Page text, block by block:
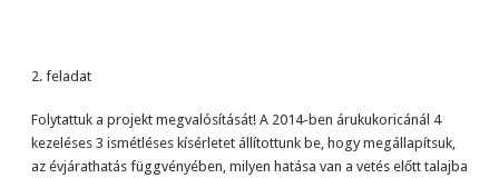
2. feladat
Folytattuk a projekt megvalósítását! A 2014-ben árukukoricánál 4
kezeléses 3 ismétléses kísérletet állítottunk be, hogy megállapítsuk,
az évjárathatás függvényében, milyen hatása van a vetés előtt talajba